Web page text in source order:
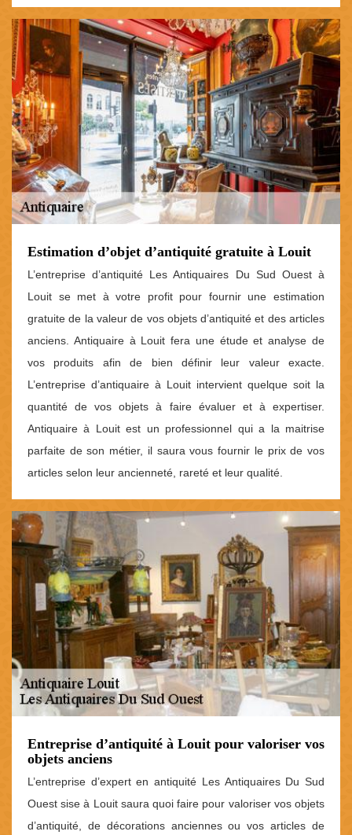
Estimation d’objet d’antiquité gratuite à Louit
L’entreprise d’antiquité Les Antiquaires Du Sud Ouest à
Louit se met à votre profit pour fournir une estimation
gratuite de la valeur de vos objets d’antiquité et des articles
anciens. Antiquaire à Louit fera une étude et analyse de
vos produits afin de bien définir leur valeur exacte.
L’entreprise d’antiquaire à Louit intervient quelque soit la
quantité de vos objets à faire évaluer et à expertiser.
Antiquaire à Louit est un professionnel qui a la maitrise
parfaite de son métier, il saura vous fournir le prix de vos
articles selon leur ancienneté, rareté et leur qualité.
Entreprise d’antiquité à Louit pour valoriser vos
objets anciens
L’entreprise d’expert en antiquité Les Antiquaires Du Sud
Ouest sise à Louit saura quoi faire pour valoriser vos objets
d’antiquité, de décorations anciennes ou vos articles de